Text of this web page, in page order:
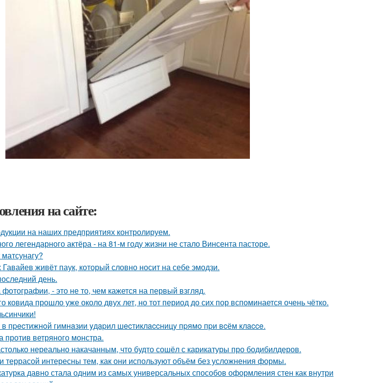
на сайте:
на наших предприятиях контролируем.
легендарного актёра - на 81-м году жизни не стало Винсента пасторе.
Гавайев живёт паук, который словно носит на себе эмодзи.
день.
- это не то, чем кажется на первый взгляд.
ковида прошло уже около двух лет, но тот период до сих пор вспоминается очень чётко.
пpecтижнoй гимнaзии yдapил шecтиклaccницy пpямo пpи вcём клacce.
ветряного монстра.
нереально накачанным, что будто сошёл с карикатуры про бодибилдеров.
террасой интересны тем, как они используют объём без усложнения формы.
давно стала одним из самых универсальных способов оформления стен как внутри